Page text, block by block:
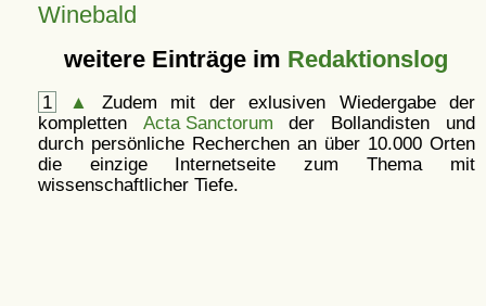
Winebald
weitere Einträge im Redaktionslog
1 ▲
Zudem mit der exlusiven Wiedergabe der
kompletten Acta Sanctorum der Bollandisten und
durch persönliche Recherchen an über 10.000 Orten
die einzige Internetseite zum Thema mit
wissenschaftlicher Tiefe.